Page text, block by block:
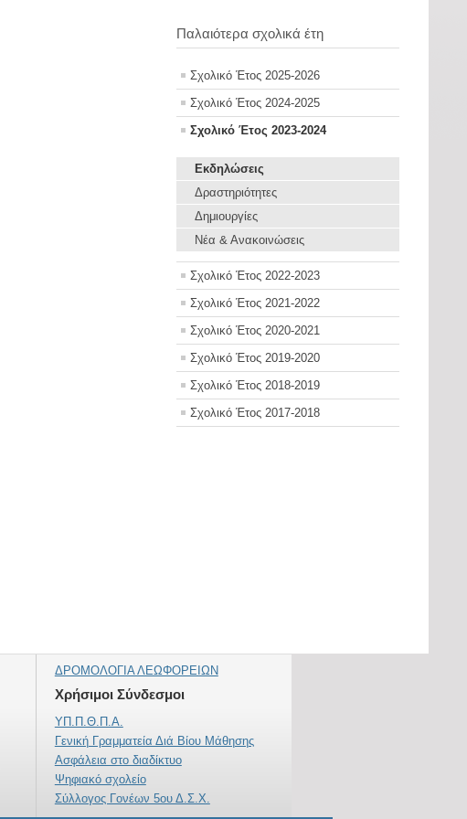
Παλαιότερα σχολικά έτη
Σχολικό Έτος 2025-2026
Σχολικό Έτος 2024-2025
Σχολικό Έτος 2023-2024
Εκδηλώσεις
Δραστηριότητες
Δημιουργίες
Νέα & Ανακοινώσεις
Σχολικό Έτος 2022-2023
Σχολικό Έτος 2021-2022
Σχολικό Έτος 2020-2021
Σχολικό Έτος 2019-2020
Σχολικό Έτος 2018-2019
Σχολικό Έτος 2017-2018
ΔΡΟΜΟΛΟΓΙΑ ΛΕΩΦΟΡΕΙΩΝ
Χρήσιμοι Σύνδεσμοι
ΥΠ.Π.Θ.Π.Α.
Γενική Γραμματεία Διά Βίου Μάθησης
Ασφάλεια στο διαδίκτυο
Ψηφιακό σχολείο
Σύλλογος Γονέων 5ου Δ.Σ.Χ.